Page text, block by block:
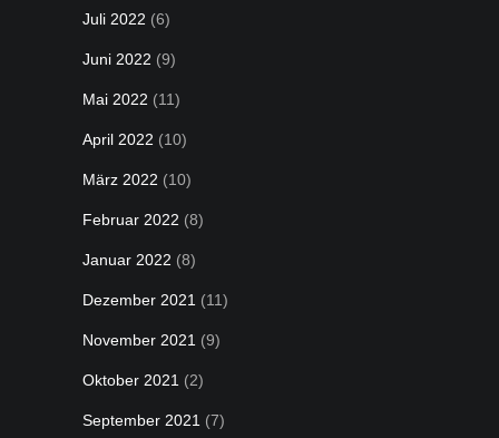
Juli 2022 (6)
Juni 2022 (9)
Mai 2022 (11)
April 2022 (10)
März 2022 (10)
Februar 2022 (8)
Januar 2022 (8)
Dezember 2021 (11)
November 2021 (9)
Oktober 2021 (2)
September 2021 (7)